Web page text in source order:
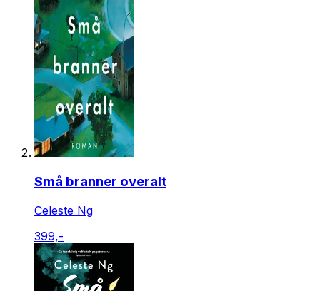
Små branner overalt
Celeste Ng
399,-